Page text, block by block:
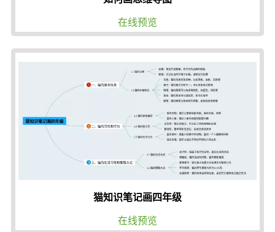
在线预览
猫知识笔记画四年级
在线预览